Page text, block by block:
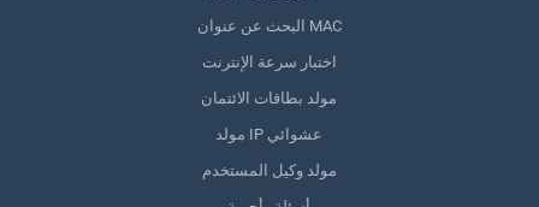
البحث عن عنوان MAC
اختبار سرعة الإنترنت
مولد بطاقات الائتمان
مولد IP عشوائي
مولد وكيل المستخدم